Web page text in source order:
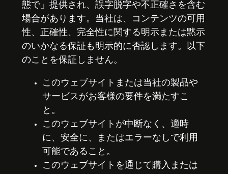
態で」提供され、誤字脱字や不正確さを含む
場合があります。当社は、コンテンツの可用
性、正確性、完全性に関する明示または黙示
のいかなる保証も明示的に否認します。以下
のことを保証しません。
このウェブサイトまたは当社の製品や
サービスがお客様の要件を満たすこ
と。
このウェブサイトが中断なく、適時
に、安全に、またはエラーなしで利用
可能であること。
このウェブサイトを通じて購入または